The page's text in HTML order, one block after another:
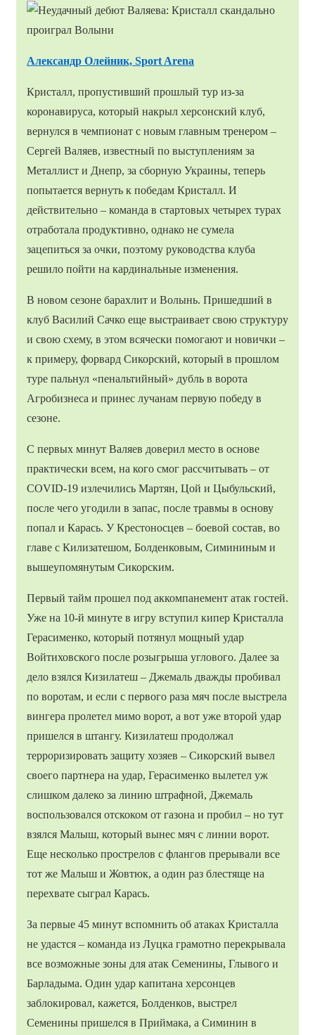
Александр Олейник, Sport Arena
Кристалл, пропустивший прошлый тур из-за
коронавируса, который накрыл херсонский клуб,
вернулся в чемпионат с новым главным тренером –
Сергей Валяев, известный по выступлениям за
Металлист и Днепр, за сборную Украины, теперь
попытается вернуть к победам Кристалл. И
действительно – команда в стартовых четырех турах
отработала продуктивно, однако не сумела
зацепиться за очки, поэтому руководства клуба
решило пойти на кардинальные изменения.
В новом сезоне барахлит и Волынь. Пришедший в
клуб Василий Сачко еще выстраивает свою структуру
и свою схему, в этом всячески помогают и новички –
к примеру, форвард Сикорский, который в прошлом
туре пальнул «пенальтийный» дубль в ворота
Агробизнеса и принес лучанам первую победу в
сезоне.
С первых минут Валяев доверил место в основе
практически всем, на кого смог рассчитывать – от
COVID-19 излечились Мартян, Цой и Цыбульский,
после чего угодили в запас, после травмы в основу
попал и Карась. У Крестоносцев – боевой состав, во
главе с Килизатешом, Болденковым, Симининым и
вышеупомянутым Сикорским.
Первый тайм прошел под аккомпанемент атак гостей.
Уже на 10-й минуте в игру вступил кипер Кристалла
Герасименко, который потянул мощный удар
Войтиховского после розыгрыша углового. Далее за
дело взялся Кизилатеш – Джемаль дважды пробивал
по воротам, и если с первого раза мяч после выстрела
вингера пролетел мимо ворот, а вот уже второй удар
пришелся в штангу. Кизилатеш продолжал
терроризировать защиту хозяев – Сикорский вывел
своего партнера на удар, Герасименко вылетел уж
слишком далеко за линию штрафной, Джемаль
воспользовался отскоком от газона и пробил – но тут
взялся Малыш, который вынес мяч с линии ворот.
Еще несколько прострелов с флангов прерывали все
тот же Малыш и Жовтюк, а один раз блестяще на
перехвате сыграл Карась.
За первые 45 минут вспомнить об атаках Кристалла
не удастся – команда из Луцка грамотно перекрывала
все возможные зоны для атак Семенины, Глывого и
Барладыма. Один удар капитана херсонцев
заблокировал, кажется, Болденков, выстрел
Семенины пришелся в Приймака, а Симинин в